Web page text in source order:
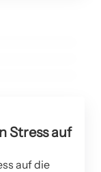
Stress auf
auf die